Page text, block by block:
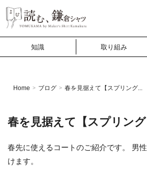
知識 取り組み
Home > ブログ > 春を見据えて【スプリング...
春を見据えて【スプリング
春先に使えるコートのご紹介です。 男
けます。